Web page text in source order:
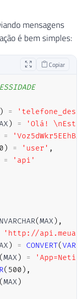
.
.
IsNullOrEmpty(
. ContentType =
.IsNullOrEmpty(
mensagens
é bem simples:
Copiar
) =
) =
'Olá! \nEsta
=
) = 'user' ,
= 'api'
(MAX) ,
'http://
) = CONVERT(
MAX) =
( 500 ) ,
MAX)